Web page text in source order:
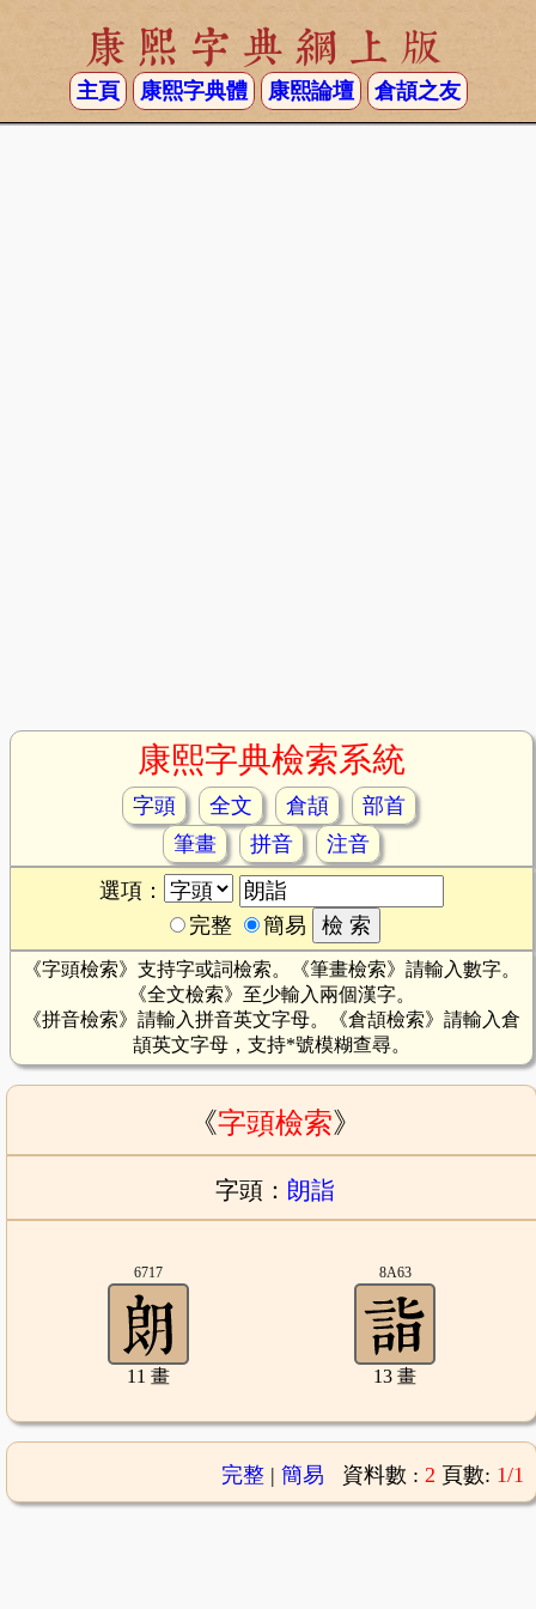
康熙字典網上版
主頁 康熙字典體 康熙論壇 倉頡之友
康熙字典檢索系統
字頭 全文 倉頡
部首
筆畫
拼音
注音
選項：
完整
簡易
《字頭檢索》支持字或詞檢索。《筆畫檢索》請輸入數字。
《全文檢索》至少輸入兩個漢字。
《拼音檢索》請輸入拼音英文字母。《倉頡檢索》請輸入倉
頡英文字母，支持*號模糊查尋。
《字頭檢索》
字頭： 朗詣
6717
11 畫
8A63
13 畫
完整| 簡易 資料數 : 2 頁數: 1/1